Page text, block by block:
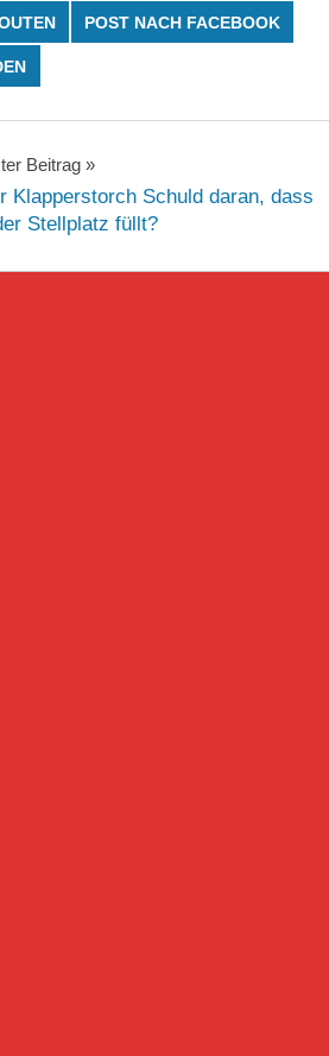
POST NACH FACEBOOK
Beitrag
Klapperstorch Schuld daran, dass
Stellplatz füllt?